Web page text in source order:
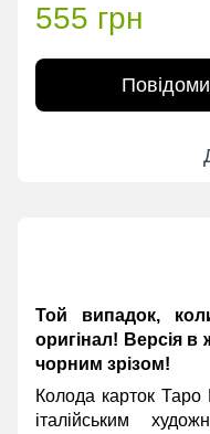
555 грн
Той випадок,
оригінал! Версія в
чорним зрізом!
Колода карток
італійським